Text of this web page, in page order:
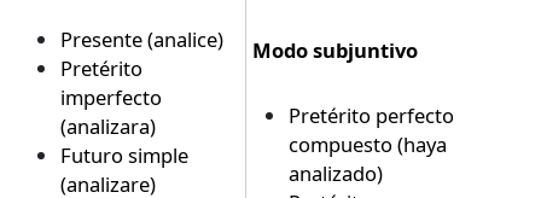
Presente (analice)
Pretérito
imperfecto
(analizara)
Futuro simple
(analizare)
Modo subjuntivo
Pretérito perfecto
compuesto (haya
analizado)